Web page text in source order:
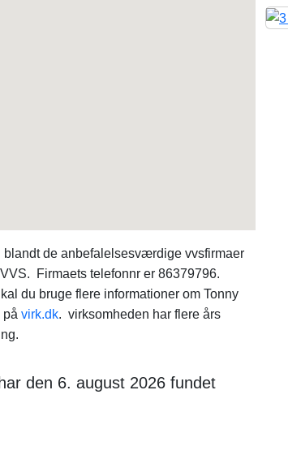
de anbefalelsesværdige vvsfirmaer
Firmaets telefonnr er 86379796.
du bruge flere informationer om Tonny
på virk.dk. virksomheden har flere års
den 6. august 2026 fundet